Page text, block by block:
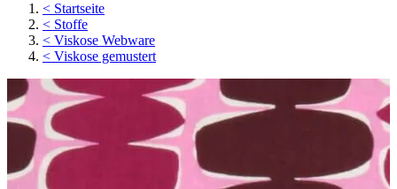
< Startseite
< Stoffe
< Viskose Webware
< Viskose gemustert